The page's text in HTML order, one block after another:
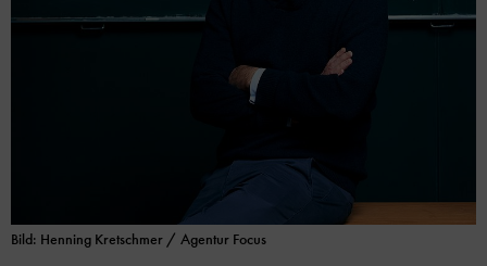
Bild: Henning Kretschmer / Agentur Focus